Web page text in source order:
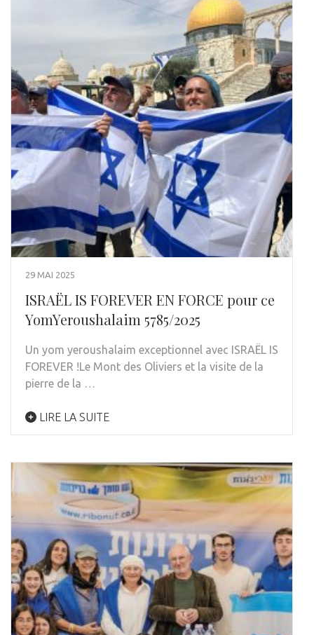
29 MAI 2025
ISRAËL IS FOREVER EN FORCE pour ce
YomYeroushalaim 5785/2025
Un yom yeroushalaim exceptionnel avec ISRAËL IS
FOREVER !Le Mont des Oliviers et la visite de la
pierre de la …
LIRE LA SUITE